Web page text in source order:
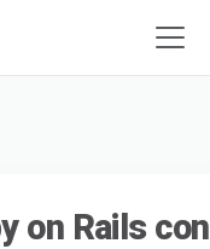
on Rails